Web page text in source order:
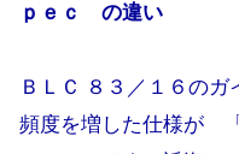
ｐｅｃ の違い
ＢＬＣ ８３／１６の
頻度を増した仕様が